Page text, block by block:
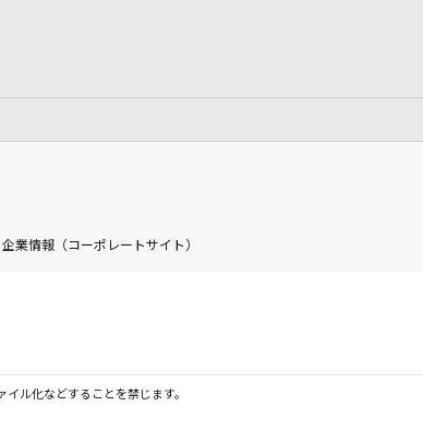
企業情報（コーポレートサイト）
ル化などすることを禁じます。